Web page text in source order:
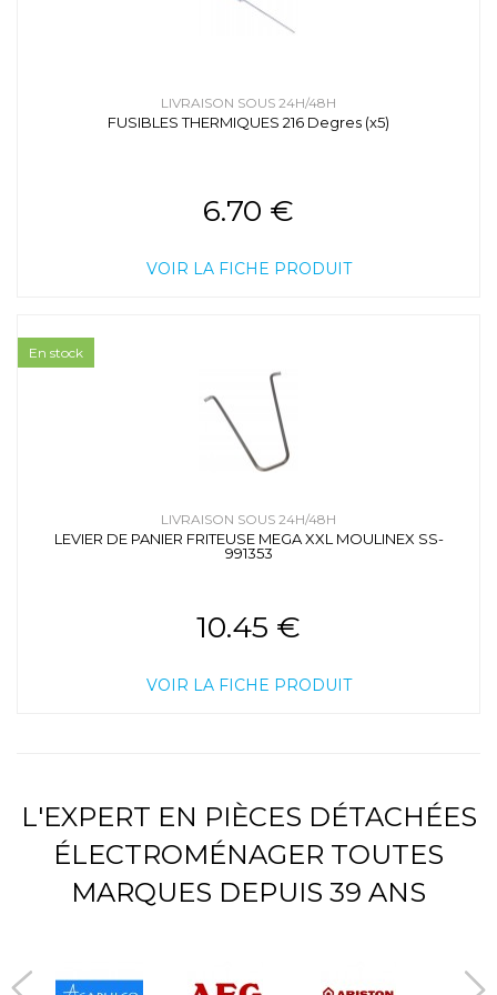
LIVRAISON SOUS 24H/48H
FUSIBLES THERMIQUES 216 Degres (x5)
6.70 €
VOIR LA FICHE PRODUIT
LIVRAISON SOUS 24H/48H
LEVIER DE PANIER FRITEUSE MEGA XXL MOULINEX SS-
991353
10.45 €
VOIR LA FICHE PRODUIT
En stock
L'EXPERT EN PIÈCES DÉTACHÉES
ÉLECTROMÉNAGER TOUTES
MARQUES DEPUIS 39 ANS